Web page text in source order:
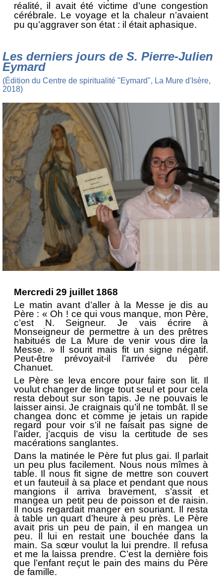
réalité, il avait été victime d’une congestion
cérébrale. Le voyage et la chaleur n’avaient
pu qu’aggraver son état : il était aphasique.
Les derniers jours de S. Pierre-Julien
Eymard
(Édition du Centre de spiritualité "Eymard", La Mure d'Isère,
2018)
Mercredi 29 juillet 1868
Le matin avant d’aller à la Messe je dis au
Père : « Oh ! ce qui vous manque, mon Père,
c’est N. Seigneur. Je vais écrire à
Monseigneur de permettre à un des prêtres
habitués de La Mure de venir vous dire la
Messe. » Il sourit mais fit un signe négatif.
Peut-être prévoyait-il l’arrivée du père
Chanuet.
Le Père se leva encore pour faire son lit. Il
voulut changer de linge tout seul et pour cela
resta debout sur son tapis. Je ne pouvais le
laisser ainsi. Je craignais qu’il ne tombât. Il se
changea donc et comme je jetais un rapide
regard pour voir s’il ne faisait pas signe de
l’aider, j’acquis de visu la certitude de ses
macérations sanglantes.
Dans la matinée le Père fut plus gai. Il parlait
un peu plus facilement. Nous nous mîmes à
table. Il nous fit signe de mettre son couvert
et un fauteuil à sa place et pendant que nous
mangions il arriva bravement, s’assit et
mangea un petit peu de poisson et de raisin.
Il nous regardait manger en souriant. Il resta
à table un quart d’heure à peu près. Le Père
avait pris un peu de pain, il en mangea un
peu. Il lui en restait une bouchée dans la
main. Sa sœur voulut la lui prendre. Il refusa
et me la laissa prendre. C’est la dernière fois
que l’enfant reçut le pain des mains du Père
de famille.